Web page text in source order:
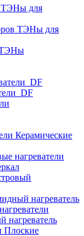
ТЭНы для
ТЭНы для
ТЭНы
Керамические
нагреватели
нагреватель
нагреватель
Плоские